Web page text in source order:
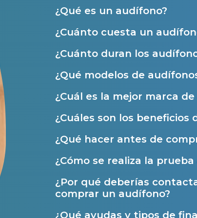
¿Qué es un audífono?
¿Cuánto cuesta un
¿Cuánto duran los
¿Qué modelos de
¿Cuál es la mejor marca
¿Cuáles son los beneficios
¿Qué hacer antes de
¿Cómo se realiza la
¿Por qué deberías
comprar un audífono?
¿Qué ayudas y tipos de
Centros Auditivos en Sevilla
Centros Auditivos en Málaga
Centros Auditivos en Zaragoza
Centros Auditivos en otras ciudades
Prueba auditiva
Prueba de audífonos
Financiación de audífonos
Hasta un
Nombre
Acepto recibir comunicaciones
nuestras Condiciones de uso .
solicitados, según se detalla en
Al hacer click en «Contáctanos»